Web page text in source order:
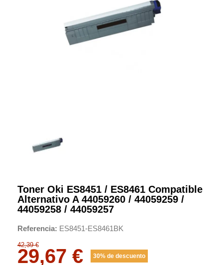
Toner Oki ES8451 / ES8461 Compatible
Alternativo A 44059260 / 44059259 /
44059258 / 44059257
Referencia ES8451-ES8461BK
42,39 €
29,67 € 30% de descuento